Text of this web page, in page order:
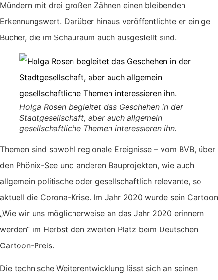
Mündern mit drei großen Zähnen einen bleibenden
Erkennungswert. Darüber hinaus veröffentlichte er einige
Bücher, die im Schauraum auch ausgestellt sind.
Holga Rosen begleitet das Geschehen in der
Stadtgesellschaft, aber auch allgemein
gesellschaftliche Themen interessieren ihn.
Themen sind sowohl regionale Ereignisse – vom BVB, über
den Phönix-See und anderen Bauprojekten, wie auch
allgemein politische oder gesellschaftlich relevante, so
aktuell die Corona-Krise. Im Jahr 2020 wurde sein Cartoon
„Wie wir uns möglicherweise an das Jahr 2020 erinnern
werden“ im Herbst den zweiten Platz beim Deutschen
Cartoon-Preis.
Die technische Weiterentwicklung lässt sich an seinen